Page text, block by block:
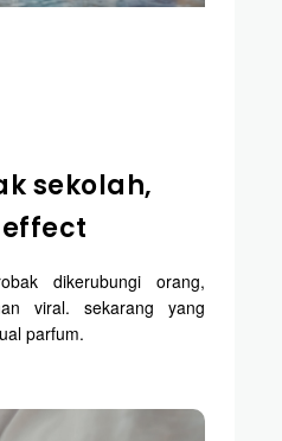
sekolah,
dikerubungi orang,
viral. sekarang yang
parfum.